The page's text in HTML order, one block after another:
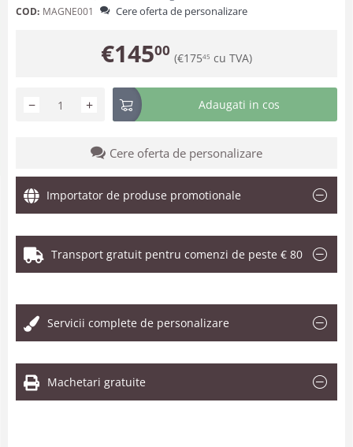
COD: MAGNE001 Cere oferta de personalizare
€14500 (€17545 cu TVA)
+
− Adaugati in cos
Cere oferta de personalizare
Importator de produse promotionale
Transport gratuit pentru comenzi de peste € 80
Servicii complete de personalizare
Machetari gratuite